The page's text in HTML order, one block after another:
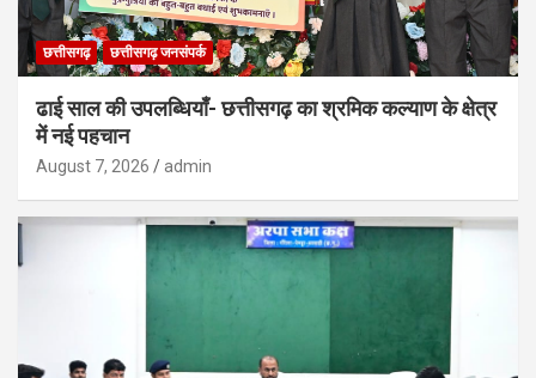
छत्तीसगढ़ छत्तीसगढ़ जनसंपर्क
ढाई साल की उपलब्धियाँ- छत्तीसगढ़ का श्रमिक कल्याण के क्षेत्र
में नई पहचान
August 7, 2026 admin